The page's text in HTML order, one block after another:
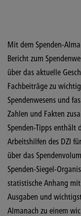
Mit dem Spenden-
Bericht zum
über das aktuelle
Fachbeiträge zu
Spendenwesens und
Zahlen und Fakten
Spenden-Tipps enthält
Arbeitshilfen des DZI
über das
Spenden-Siegel-
statistische Anhang
Ausgaben und
Almanach zu einem